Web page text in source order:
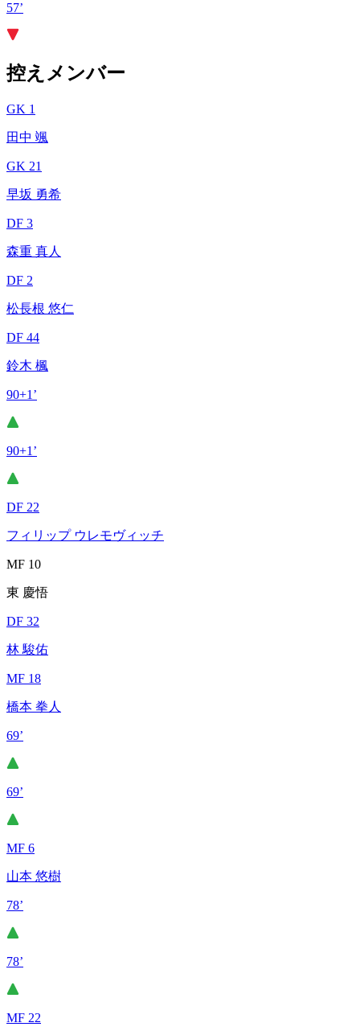
57’
控えメンバー
GK 1
田中 颯
GK 21
早坂 勇希
DF 3
森重 真人
DF 2
松長根 悠仁
DF 44
鈴木 楓
90+1’
90+1’
DF 22
フィリップ ウレモヴィッチ
MF 10
東 慶悟
DF 32
林 駿佑
MF 18
橋本 拳人
69’
69’
MF 6
山本 悠樹
78’
78’
MF 22